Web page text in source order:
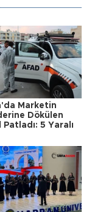
Marketin
Dökülen
Patladı: 5 Yaralı